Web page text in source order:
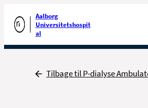
Gå til forsiden
Aalborg
Universitetshospit
al
Tilbage
Tilbage til P-dialyse